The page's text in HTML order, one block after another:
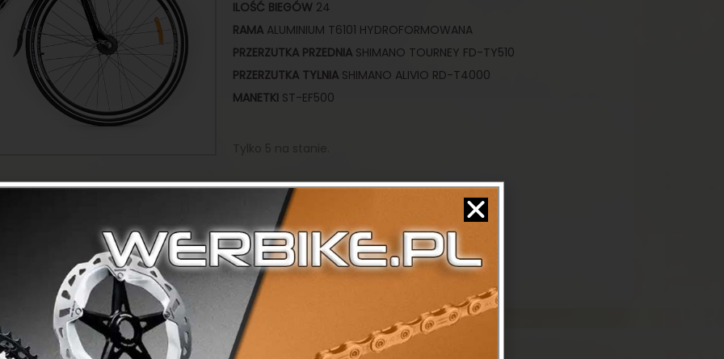
ILOŚĆ BIEGÓW 24
RAMA ALUMINIUM T6101 HYDROFORMOWANA
PRZERZUTKA PRZEDNIA SHIMANO TOURNEY FD-TY510
PRZERZUTKA TYLNIA SHIMANO ALIVIO RD-T4000
MANETKI ST-EF500
2599,00
Dodaj do koszyka
Kategorie Trekkingowe
Sprawdź dostępność: